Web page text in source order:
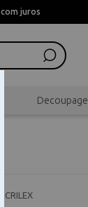
juros
Decoupage
ACRILEX